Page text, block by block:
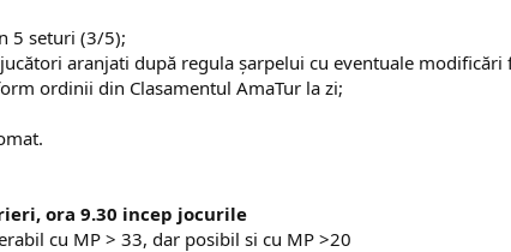
5 seturi (3/5);
aranjati după regula şarpelui cu eventuale
ordinii din Clasamentul AmaTur la zi;
ora 9.30 incep jocurile
cu MP > 33, dar posibil si cu MP >20